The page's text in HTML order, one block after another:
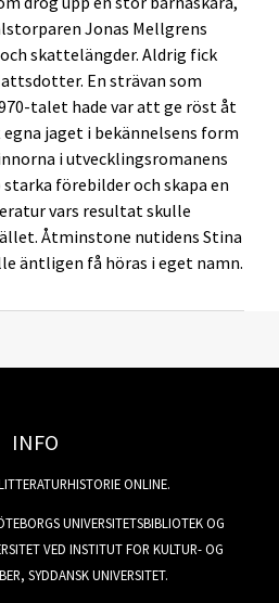
Jonas Mellgrens
skattelängder. Aldrig fick
En strävan som
talet hade var att ge röst åt
jaget i bekännelsens form
i utvecklingsromanens
förebilder och skapa en
vars resultat skulle
Åtminstone nutidens Stina
äntligen få höras i eget namn.
INFO
ONLINE.
UNIVERSITETSBIBLIOTEK OG
VED INSTITUT FOR KULTUR- OG
SYDDANSK UNIVERSITET.